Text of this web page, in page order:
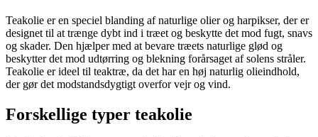
Teakolie er en speciel blanding af naturlige olier og harpikser, der er
designet til at trænge dybt ind i træet og beskytte det mod fugt, snavs
og skader. Den hjælper med at bevare træets naturlige glød og
beskytter det mod udtørring og blekning forårsaget af solens stråler.
Teakolie er ideel til teaktræ, da det har en høj naturlig olieindhold,
der gør det modstandsdygtigt overfor vejr og vind.
Forskellige typer teakolie